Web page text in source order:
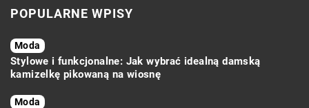
POPULARNE WPISY
Moda
Stylowe i funkcjonalne: Jak wybrać idealną damską
kamizelkę pikowaną na wiosnę
Moda